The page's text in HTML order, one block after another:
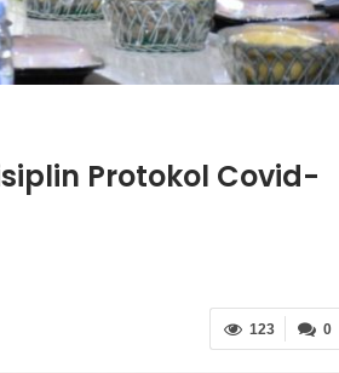
Protokol Covid-
0
123